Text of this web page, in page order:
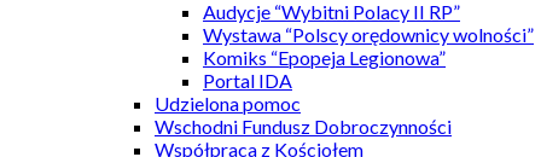
Audycje “Wybitni Polacy II RP”
Wystawa “Polscy orędownicy wolności”
Komiks “Epopeja Legionowa”
Portal IDA
Udzielona pomoc
Wschodni Fundusz Dobroczynności
Współpraca z Kościołem